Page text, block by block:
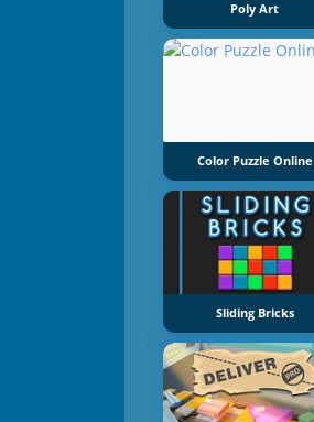
Poly Art
Color Puzzle Online
Sliding Bricks